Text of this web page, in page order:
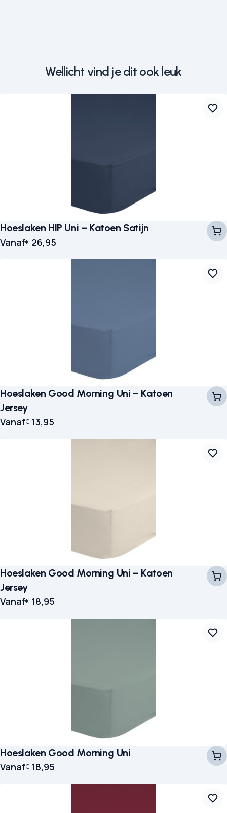
Wellicht vind je dit ook leuk
Hoeslaken HIP Uni – Katoen Satijn
Vanaf€ 26,95
Hoeslaken Good Morning Uni – Katoen
Jersey
Vanaf€ 13,95
Hoeslaken Good Morning Uni – Katoen
Jersey
Vanaf€ 18,95
Hoeslaken Good Morning Uni
Vanaf€ 18,95